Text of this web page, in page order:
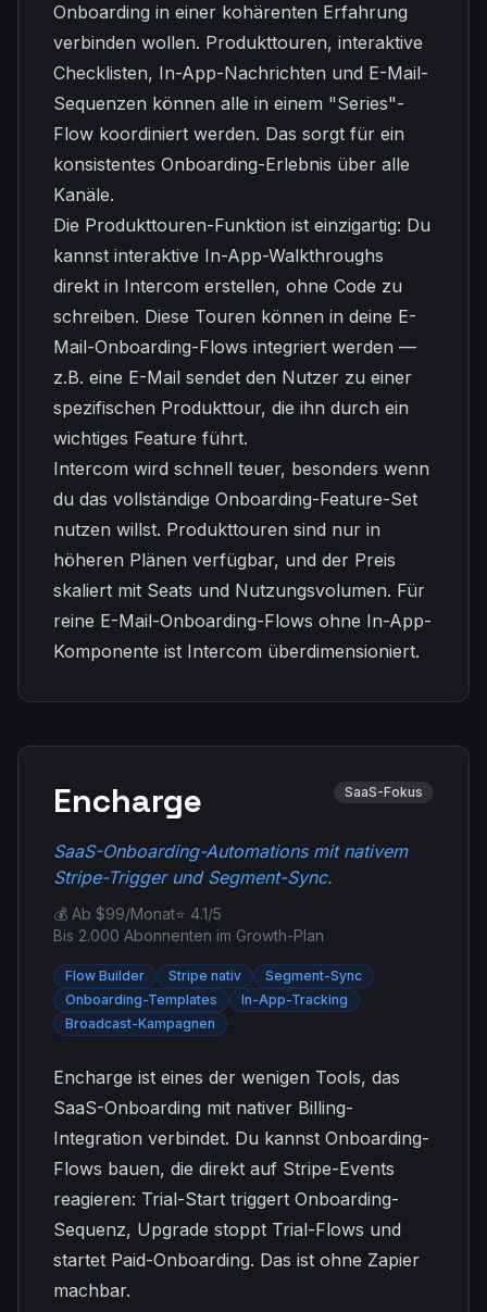
Onboarding in einer kohärenten Erfahrung
verbinden wollen. Produkttouren, interaktive
Checklisten, In-App-Nachrichten und E-Mail-
Sequenzen können alle in einem "Series"-
Flow koordiniert werden. Das sorgt für ein
konsistentes Onboarding-Erlebnis über alle
Kanäle.
Die Produkttouren-Funktion ist einzigartig: Du
kannst interaktive In-App-Walkthroughs
direkt in Intercom erstellen, ohne Code zu
schreiben. Diese Touren können in deine E-
Mail-Onboarding-Flows integriert werden —
z.B. eine E-Mail sendet den Nutzer zu einer
spezifischen Produkttour, die ihn durch ein
wichtiges Feature führt.
Intercom wird schnell teuer, besonders wenn
du das vollständige Onboarding-Feature-Set
nutzen willst. Produkttouren sind nur in
höheren Plänen verfügbar, und der Preis
skaliert mit Seats und Nutzungsvolumen. Für
reine E-Mail-Onboarding-Flows ohne In-App-
Komponente ist Intercom überdimensioniert.
Encharge SaaS-Fokus
SaaS-Onboarding-Automations mit nativem
Stripe-Trigger und Segment-Sync.
💰 Ab $99/Monat⭐ 4.1/5
Bis 2.000 Abonnenten im Growth-Plan
Flow Builder Stripe nativ
Segment-Sync
Onboarding-Templates
In-App-Tracking
Broadcast-Kampagnen
Encharge ist eines der wenigen Tools, das
SaaS-Onboarding mit nativer Billing-
Integration verbindet. Du kannst Onboarding-
Flows bauen, die direkt auf Stripe-Events
reagieren: Trial-Start triggert Onboarding-
Sequenz, Upgrade stoppt Trial-Flows und
startet Paid-Onboarding. Das ist ohne Zapier
machbar.